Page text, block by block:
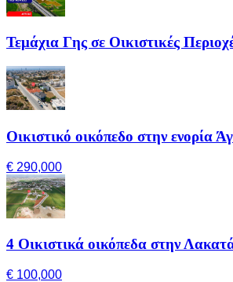
Τεμάχια Γης σε Οικιστικές
Οικιστικό οικόπεδο στην ενορία
€ 290,000
4 Οικιστικά οικόπεδα στην
€ 100,000